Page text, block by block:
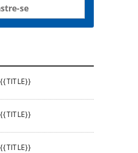
se
{{TITLE}}
{{TITLE}}
{{TITLE}}